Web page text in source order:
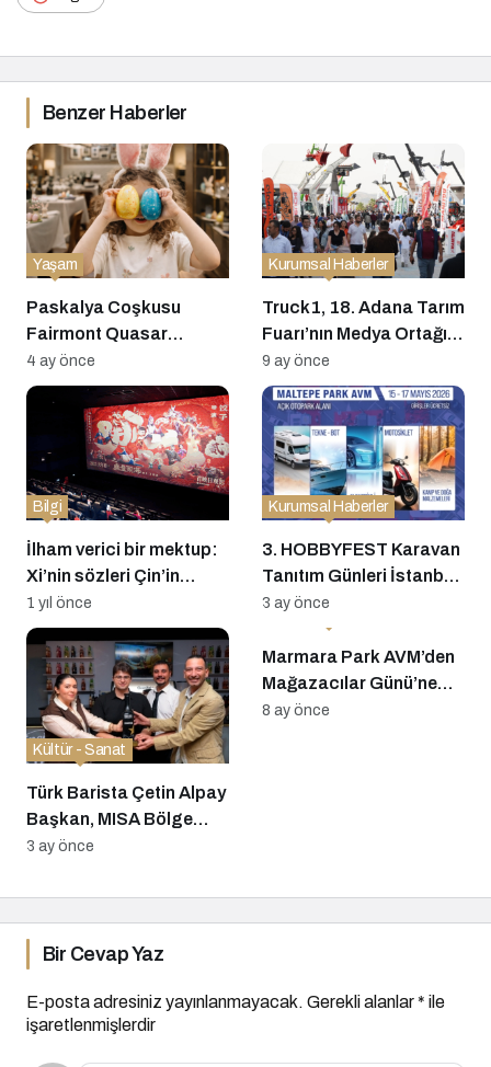
Benzer Haberler
Paskalya Coşkusu
Fairmont Quasar
İstanbul’da Canlanıyor:
Lezzet, Müzik ve Eğlence
Bir Arada!
Yaşam
4 ay önce
Truck1, 18. Adana Tarım
Fuarı’nın Medya Ortağı
Oldu: Tarım Teknolojileri
Küresel Pazara Açılıyor
Kurumsal Haberler
9 ay önce
İlham verici bir mektup:
Xi’nin sözleri Çin’in
gelişen film
endüstrisinde yankı
uyandırdı
Bilgi
1 yıl önce
3. HOBBYFEST Karavan
Tanıtım Günleri İstanbul
Maltepe’de Kapılarını
Açıyor: Sektörün Önde
Gelen Markaları ve Yeni
Nesil Mobil Yaşam
Çözümleri Bir Arada
Kurumsal Haberler
3 ay önce
Türk Barista Çetin Alpay
Başkan, MISA Bölge
Finali’nde Zirvede
Kültür - Sanat
3 ay önce
Marmara Park AVM’den
Mağazacılar Günü’ne
Özel Kutlama: 90’lar
Kurumsal Haberler
8 ay önce
Bir Cevap Yaz
E-posta adresiniz yayınlanmayacak. Gerekli alanlar* ile
işaretlenmişlerdir